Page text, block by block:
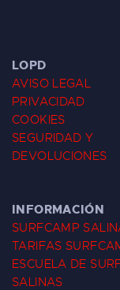
LOPD
AVISO LEGAL
PRIVACIDAD
COOKIES
SEGURIDAD Y
DEVOLUCIONES
INFORMACIÓN
SURFCAMP
TARIFAS
ESCUELA DE
SALINAS